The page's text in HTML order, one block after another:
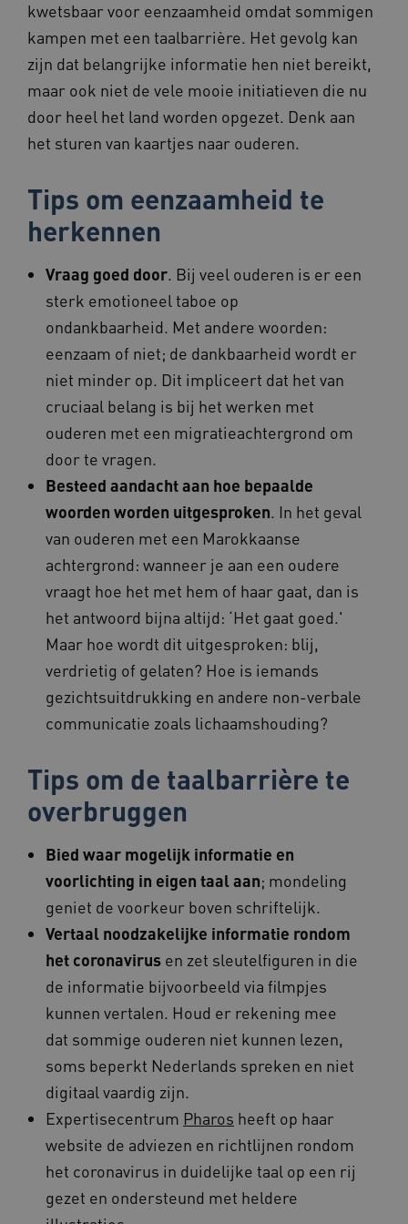
kwetsbaar voor eenzaamheid omdat sommigen
kampen met een taalbarrière. Het gevolg kan
zijn dat belangrijke informatie hen niet bereikt,
maar ook niet de vele mooie initiatieven die nu
door heel het land worden opgezet. Denk aan
het sturen van kaartjes naar ouderen.
Tips om eenzaamheid te
herkennen
Vraag goed door. Bij veel ouderen is er een
sterk emotioneel taboe op
ondankbaarheid. Met andere woorden:
eenzaam of niet; de dankbaarheid wordt er
niet minder op. Dit impliceert dat het van
cruciaal belang is bij het werken met
ouderen met een migratieachtergrond om
door te vragen.
Besteed aandacht aan hoe bepaalde
woorden worden uitgesproken. In het geval
van ouderen met een Marokkaanse
achtergrond: wanneer je aan een oudere
vraagt hoe het met hem of haar gaat, dan is
het antwoord bijna altijd: ‘Het gaat goed.'
Maar hoe wordt dit uitgesproken: blij,
verdrietig of gelaten? Hoe is iemands
gezichtsuitdrukking en andere non-verbale
communicatie zoals lichaamshouding?
Tips om de taalbarrière te
overbruggen
Bied waar mogelijk informatie en
voorlichting in eigen taal aan; mondeling
geniet de voorkeur boven schriftelijk.
Vertaal noodzakelijke informatie rondom
het coronavirus en zet sleutelfiguren in die
de informatie bijvoorbeeld via filmpjes
kunnen vertalen. Houd er rekening mee
dat sommige ouderen niet kunnen lezen,
soms beperkt Nederlands spreken en niet
digitaal vaardig zijn.
Expertisecentrum Pharos heeft op haar
website de adviezen en richtlijnen rondom
het coronavirus in duidelijke taal op een rij
gezet en ondersteund met heldere
Deze functionele en technische cookies zorgen
ervoor dat de website werkt. Deze cookies
worden altijd geplaatst en maken geen inbreuk
op uw privacy.
Naam
Provider/Domein
BCSessionID
vilans.blueconic.net
AWSALBCORS
__Secure-ROLLOUT_TOKEN .youtube.com
x-ms-routing-name
Microsoft
.www.beteroud.nl
UMB_SESSION www.beteroud.nl
VISITOR_PRIVACY_METADATA
YouTube
.youtube.com
ARRAffinity
ga_session_duration www.beteroud.nl
AWSALBCORS
ASLBSA